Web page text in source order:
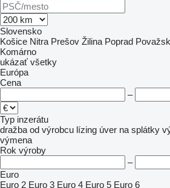
Slovensko
Košice Nitra Prešov Žilina Poprad
Komárno
ukázať všetky
Európa
Cena
–
Typ inzerátu
dražba od výrobcu lízing úver na splátky
výmena
Rok výroby
–
Euro
Euro 2 Euro 3 Euro 4 Euro 5 Euro 6